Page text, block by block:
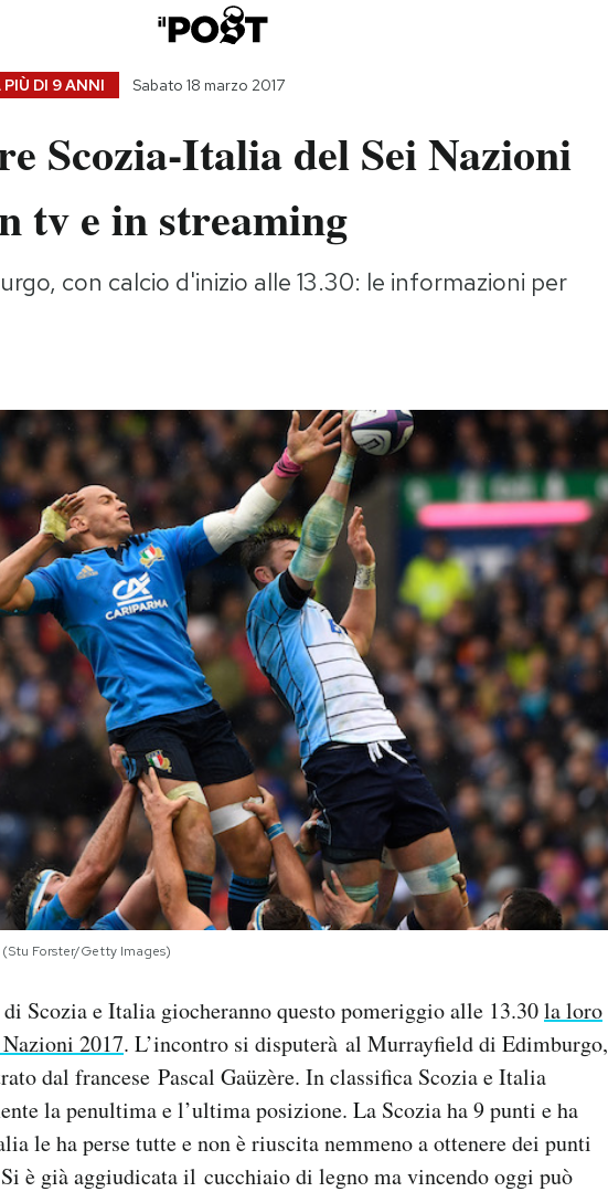
DI 9 ANNI Sabato 18 marzo 2017
Scozia-Italia del Sei Nazioni
tv e in streaming
con calcio d'inizio alle 13.30: le informazioni per
Forster/Getty Images)
Scozia e Italia giocheranno questo pomeriggio alle 13.30la loro
2017. L’incontro si disputerà al Murrayfield di Edimburgo,
dal francese Pascal Gaüzère. In classifica Scozia e Italia
la penultima e l’ultima posizione. La Scozia ha 9 punti e ha
le ha perse tutte e non è riuscita nemmeno a ottenere dei punti
è già aggiudicata il cucchiaio di legno ma vincendo oggi può